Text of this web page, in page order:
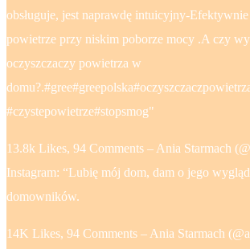
obsługuje, jest naprawdę intuicyjny-Efektywnie
powietrze przy niskim poborze mocy .A czy
oczyszczaczy powietrza w
#czystepowietrze#stopsmog"
13.8k Likes, 94 Comments – Ania Starmach
Instagram: “Lubię mój dom, dam o jego
domowników.
14K Likes, 94 Comments – Ania Starmach